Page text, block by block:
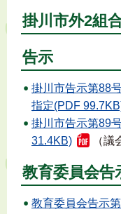
掛川市外2組
告示
掛川市告示第88
指定(PDF
掛川市告示第89
31.4KB)
（議
教育委員会告
教育委員会告示